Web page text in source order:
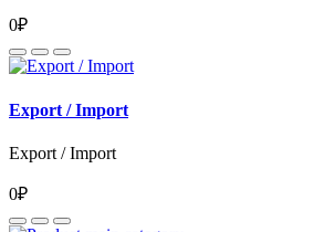
0₽
Export / Import
Export / Import
0₽